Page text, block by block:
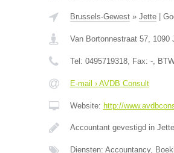
Brussels-Gewest» Jette|
Van Bortonnestraat 57, 1090
Tel: 0495719318, Fax: -,
E-mail › AVDB Consult
Website: http://
Accountant gevestigd in
Diensten: Accountancy,